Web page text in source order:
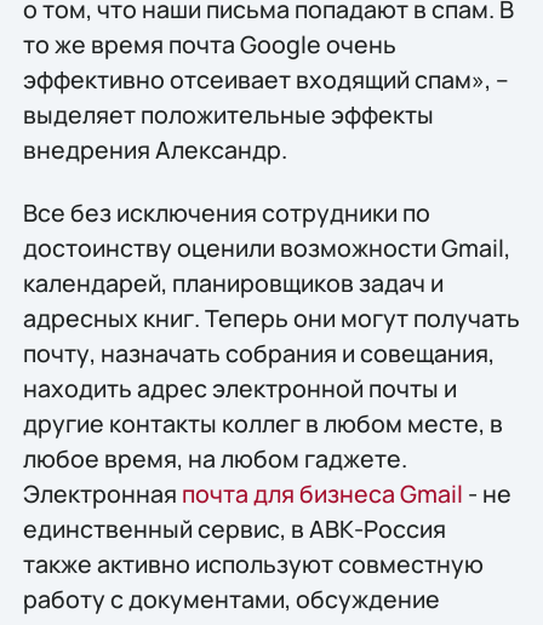
о том, что наши письма попадают в спам. В
то же время почта Google очень
эффективно отсеивает входящий спам», –
выделяет положительные эффекты
внедрения Александр.
Все без исключения сотрудники по
достоинству оценили возможности Gmail,
календарей, планировщиков задач и
адресных книг. Теперь они могут получать
почту, назначать собрания и совещания,
находить адрес электронной почты и
другие контакты коллег в любом месте, в
любое время, на любом гаджете.
Электронная почта для бизнеса Gmail - не
единственный сервис, в АВК-Россия
также активно используют совместную
работу с документами, обсуждение